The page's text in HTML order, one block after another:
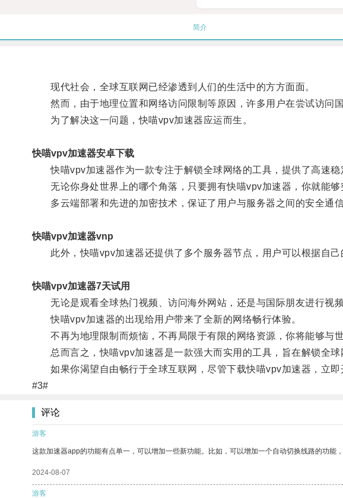
简介
现代社会，全球互联网已经渗透到人们的生活中的方方面面。
然而，由于地理位置和网络访问限制等原因，许多用户在尝试访问国
为了解决这一问题，快喵vpv加速器应运而生。
快喵vpv加速器安卓下载
快喵vpv加速器作为一款专注于解锁全球网络的工具，提供了高速稳
无论你身处世界上的哪个角落，只要拥有快喵vpv加速器，你就能够
多云端部署和先进的加密技术，保证了用户与服务器之间的安全通信
快喵vpv加速器vnp
此外，快喵vpv加速器还提供了多个服务器节点，用户可以根据自己
快喵vpv加速器7天试用
无论是观看全球热门视频、访问海外网站，还是与国际朋友进行视频
快喵vpv加速器的出现给用户带来了全新的网络畅行体验。
不再为地理限制而烦恼，不再局限于有限的网络资源，你将能够与世
总而言之，快喵vpv加速器是一款强大而实用的工具，旨在解锁全球
如果你渴望自由畅行于全球互联网，尽管下载快喵vpv加速器，立即
#3#
评论
游客
这款加速器app的功能有点单一，可以增加一些新功能。比如，可以增加一个自动切换线路的功
2024-08-07
游客